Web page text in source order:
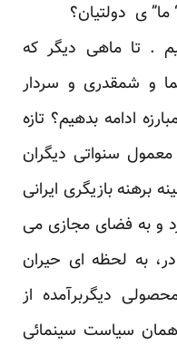
ما” ی دولتیان؟
. تا ماهی دیگر که
و شمقدری و سردار
ادامه بدهیم؟ تازه
معمول سنواتی دیگران
برهنه بازیگری ایرانی
و به فضای مجازی می
به لحظه ای حیران
دیگربرآمده از
سیاست سینمائی